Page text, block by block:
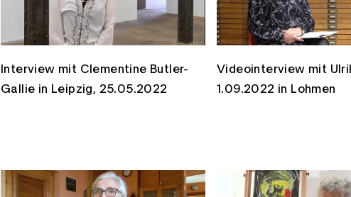
Interview mit Clementine Butler-
Gallie in Leipzig, 25.05.2022
Videointerview mit
1.09.2022 in Lohmen